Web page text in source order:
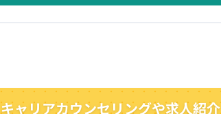
キャリアカウンセリングや求人紹介